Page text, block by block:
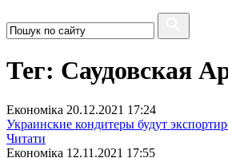
Тег: Саудовская
Економіка 20.12.2021 17:24
Украинские кондитеры будут
Читати
Економіка 12.11.2021 17:55